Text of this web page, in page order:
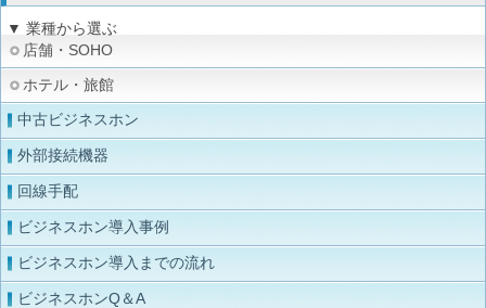
▼ 業種から選ぶ
店舗・SOHO
ホテル・旅館
中古ビジネスホン
外部接続機器
回線手配
ビジネスホン導入事例
ビジネスホン導入までの流れ
ビジネスホンQ＆A